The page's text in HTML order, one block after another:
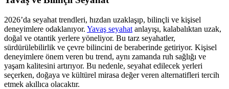
2026’da seyahat trendleri, hızdan uzaklaşıp, bilinçli ve kişisel
deneyimlere odaklanıyor. Yavaş seyahat anlayışı, kalabalıktan uzak,
doğal ve otantik yerlere yöneliyor. Bu tarz seyahatler,
sürdürülebilirlik ve çevre bilincini de beraberinde getiriyor. Kişisel
deneyimlere önem veren bu trend, aynı zamanda ruh sağlığı ve
yaşam kalitesini artırıyor. Bu nedenle, seyahat edilecek yerleri
seçerken, doğaya ve kültürel mirasa değer veren alternatifleri tercih
etmek akıllıca olacaktır.